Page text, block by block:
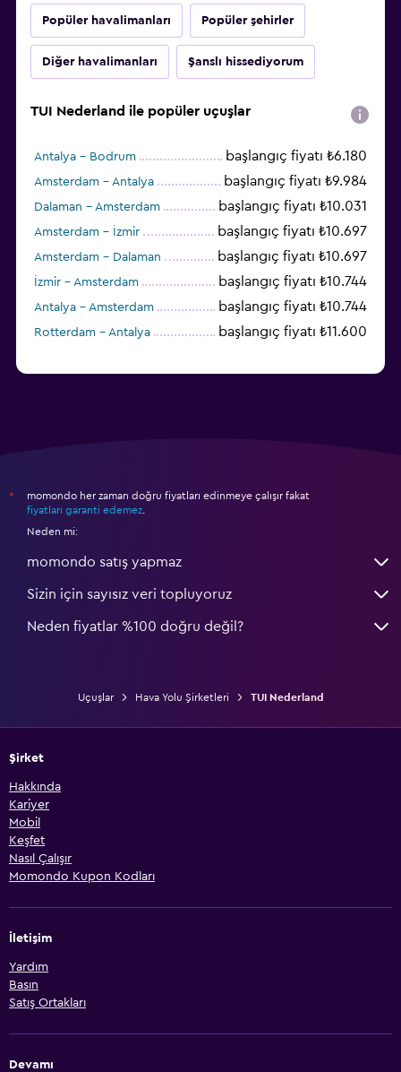
Popüler havalimanları Popüler şehirler
Diğer havalimanları Şanslı hissediyorum
TUI Nederland ile popüler uçuşlar
Antalya - Bodrum başlangıç fiyatı ₺6.180
Amsterdam - Antalya başlangıç fiyatı ₺9.984
Dalaman - Amsterdam başlangıç fiyatı ₺10.031
Amsterdam - İzmir başlangıç fiyatı ₺10.697
Amsterdam - Dalaman başlangıç fiyatı ₺10.697
İzmir - Amsterdam başlangıç fiyatı ₺10.744
Antalya - Amsterdam başlangıç fiyatı ₺10.744
Rotterdam - Antalya başlangıç fiyatı ₺11.600
*
momondo her zaman doğru fiyatları edinmeye çalışır fakat
fiyatları garanti edemez
Neden mi:
momondo satış yapmaz
Sizin için sayısız veri topluyoruz
Neden fiyatlar %100 doğru değil?
Uçuşlar Hava Yolu Şirketleri TUI Nederland
Şirket
Hakkında
Kariyer
Mobil
Keşfet
Nasıl Çalışır
Momondo Kupon Kodları
İletişim
Yardım
Basın
Satış Ortakları
Devamı